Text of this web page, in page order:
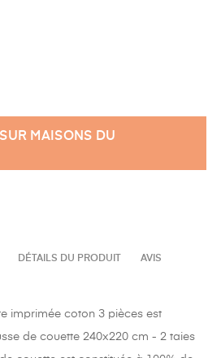
MAISONS DU
DÉTAILS DU PRODUIT AVIS
imprimée coton 3 pièces est
de couette 240x220 cm - 2 taies